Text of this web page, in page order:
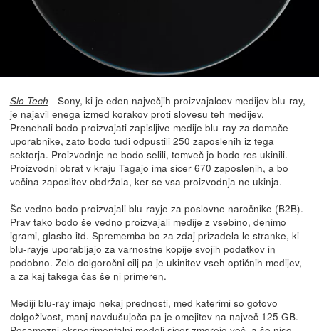
Slo-Tech - Sony, ki je eden največjih proizvajalcev medijev blu-ray,
je najavil enega izmed korakov proti slovesu teh medijev.
Prenehali bodo proizvajati zapisljive medije blu-ray za domače
uporabnike, zato bodo tudi odpustili 250 zaposlenih iz tega
sektorja. Proizvodnje ne bodo selili, temveč jo bodo res ukinili.
Proizvodni obrat v kraju Tagajo ima sicer 670 zaposlenih, a bo
večina zaposlitev obdržala, ker se vsa proizvodnja ne ukinja.
Še vedno bodo proizvajali blu-rayje za poslovne naročnike (B2B).
Prav tako bodo še vedno proizvajali medije z vsebino, denimo
igrami, glasbo itd. Sprememba bo za zdaj prizadela le stranke, ki
blu-rayje uporabljajo za varnostne kopije svojih podatkov in
podobno. Zelo dolgoročni cilj pa je ukinitev vseh optičnih medijev,
a za kaj takega čas še ni primeren.
Mediji blu-ray imajo nekaj prednosti, med katerimi so gotovo
dolgoživost, manj navdušujoča pa je omejitev na največ 125 GB.